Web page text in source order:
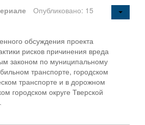
Опубликовано: 15
обсуждения проекта
рисков причинения вреда
законом по муниципальному
транспорте, городском
транспорте и в дорожном
городском округе Тверской